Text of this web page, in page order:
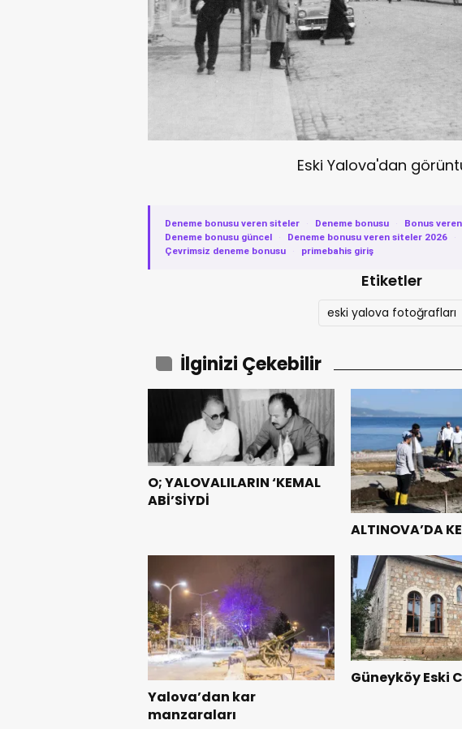
Eski Yalova'dan
Deneme bonusu veren siteler · Deneme bonusu · Bonus
Deneme bonusu güncel
· Deneme bonusu veren siteler 2026 ·
Çevrimsiz deneme bonusu
· primebahis giriş
Etiketler
eski yalova fotoğrafları
İlginizi Çekebilir
O; YALOVALILARIN ‘KEMAL
ABİ’SİYDİ
ALTINOVA’DA
Yalova’dan kar
manzaraları
Güneyköy Eski